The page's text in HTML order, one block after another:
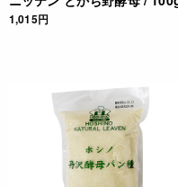
1,015円